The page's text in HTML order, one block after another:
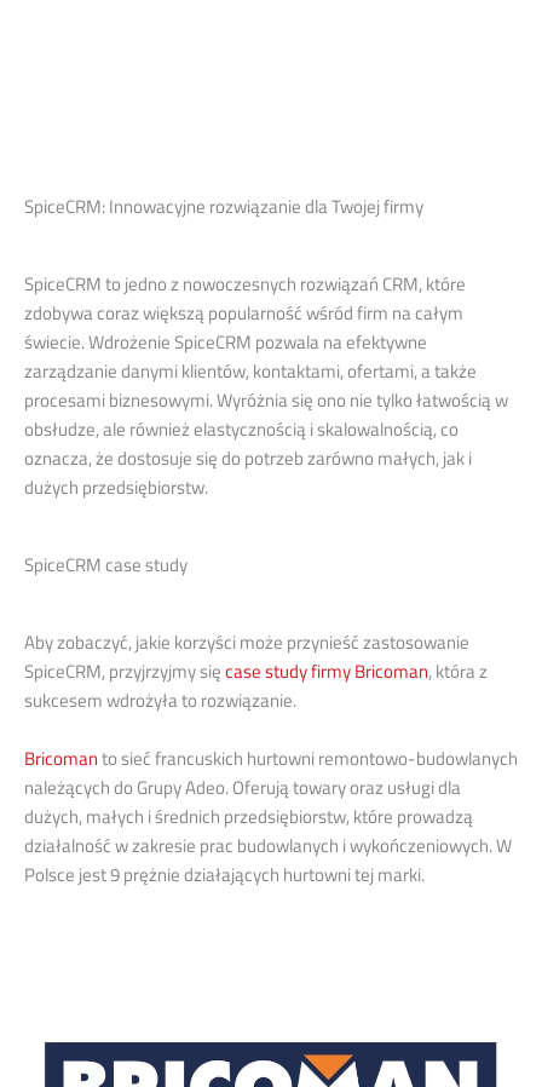
SpiceCRM: Innowacyjne rozwiązanie dla Twojej firmy
SpiceCRM to jedno z nowoczesnych rozwiązań CRM, które
zdobywa coraz większą popularność wśród firm na całym
świecie. Wdrożenie SpiceCRM pozwala na efektywne
zarządzanie danymi klientów, kontaktami, ofertami, a także
procesami biznesowymi. Wyróżnia się ono nie tylko łatwością w
obsłudze, ale również elastycznością i skalowalnością, co
oznacza, że dostosuje się do potrzeb zarówno małych, jak i
dużych przedsiębiorstw.
SpiceCRM case study
Aby zobaczyć, jakie korzyści może przynieść zastosowanie
SpiceCRM, przyjrzyjmy sięcase study firmy Bricoman, która z
sukcesem wdrożyła to rozwiązanie.
Bricomanto sieć francuskich hurtowni remontowo-budowlanych
należących do Grupy Adeo. Oferują towary oraz usługi dla
dużych, małych i średnich przedsiębiorstw, które prowadzą
działalność w zakresie prac budowlanych i wykończeniowych. W
Polsce jest 9 prężnie działających hurtowni tej marki.